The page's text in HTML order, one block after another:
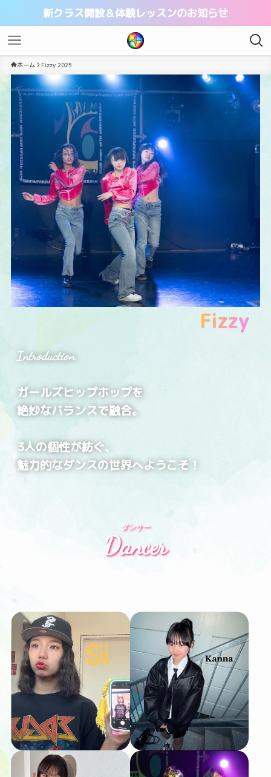
新クラス開設＆体験レッスンのお知らせ
ホーム Fizzy 2025
Fizzy
Introduction
ガールズヒップホップを
絶妙なバランスで融合。
3人の個性が紡ぐ、
魅力的なダンスの世界へようこそ！
Dancer
ダンサー